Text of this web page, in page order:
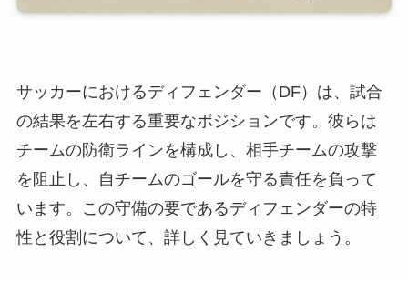
サッカーにおけるディフェンダー（DF）は、試合
の結果を左右する重要なポジションです。彼らは
チームの防衛ラインを構成し、相手チームの攻撃
を阻止し、自チームのゴールを守る責任を負って
います。この守備の要であるディフェンダーの特
性と役割について、詳しく見ていきましょう。